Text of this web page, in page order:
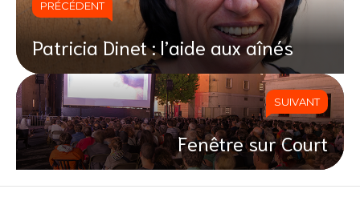
PRÉCÉDENT
Patricia Dinet : l’aide aux aînés
SUIVANT
Fenêtre sur Court